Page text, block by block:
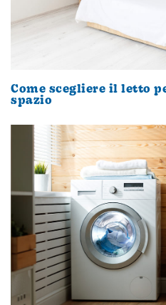
Come scegliere il letto
spazio